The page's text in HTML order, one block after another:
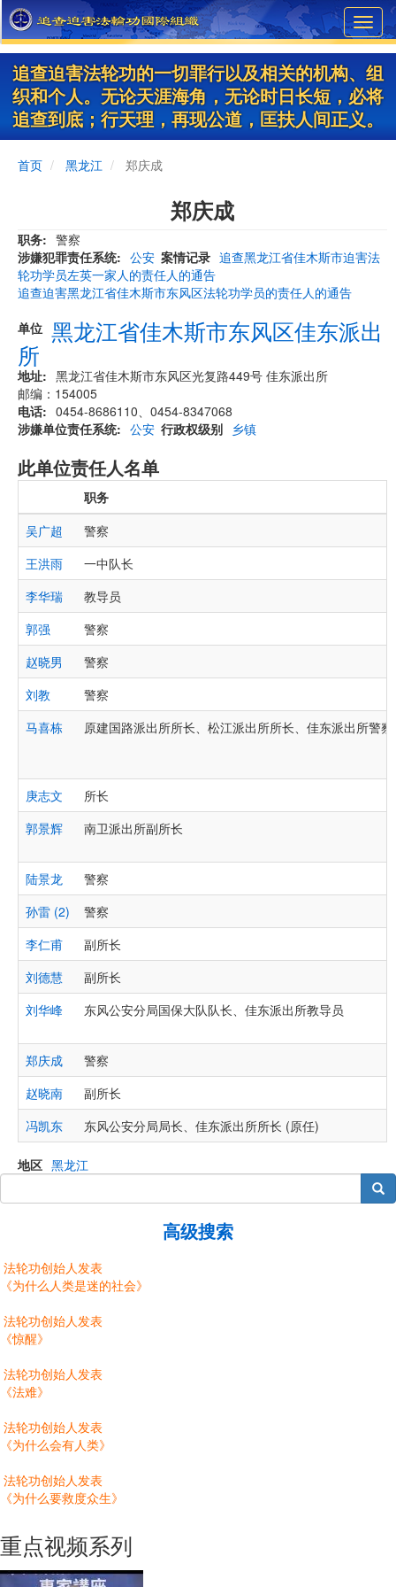
Skip
to
main
content
追查迫害法轮功的一切罪行以及相关的机构、组
织和个人。无论天涯海角，无论时日长短，必将
追查到底；行天理，再现公道，匡扶人间正义。
首页 黑龙江 郑庆成
郑庆成
职务
警察
涉嫌犯罪责任系统
公安 案情记录 追查黑龙江省佳木斯市迫害法
轮功学员左英一家人的责任人的通告
追查迫害黑龙江省佳木斯市东风区法轮功学员的责任人的通告
单位 黑龙江省佳木斯市东风区佳东派出
所
地址
黑龙江省佳木斯市东风区光复路449号 佳东派出所
邮编：154005
电话
0454-8686110、0454-8347068
涉嫌单位责任系统
公安 行政权级别 乡镇
此单位责任人名单
职务
吴广超
警察
王洪雨
一中队长
李华瑞
教导员
郭强
警察
赵晓男
警察
刘教
警察
马喜栋
原建国路派出所所长、松江派出所所长、佳东派出所警察
庚志文
所长
郭景辉
南卫派出所副所长
陆景龙
警察
孙雷 (2)
警察
李仁甫
副所长
刘德慧
副所长
刘华峰
东风公安分局国保大队队长、佳东派出所教导员
郑庆成
警察
赵晓南
副所长
冯凯东
东风公安分局局长、佳东派出所所长 (原任)
地区 黑龙江
搜索
高级搜索
法轮功创始人发表
《为什么人类是迷的社会》
法轮功创始人发表
《惊醒》
法轮功创始人发表
《法难》
法轮功创始人发表
《为什么会有人类》
法轮功创始人发表
《为什么要救度众生》
重点视频系列